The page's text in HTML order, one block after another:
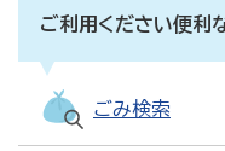
ご利用ください便利
ごみ検索